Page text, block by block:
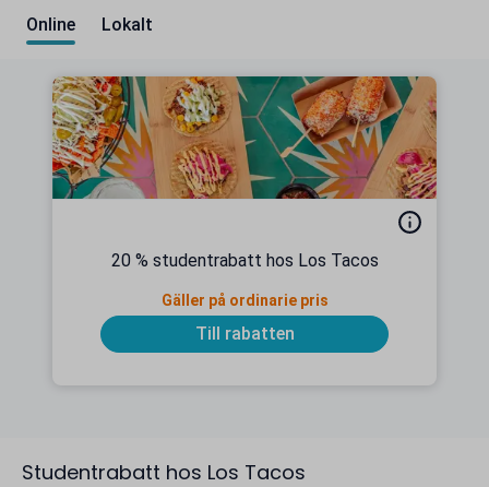
Online Lokalt
20 % studentrabatt hos Los Tacos
Gäller på ordinarie pris
Till rabatten
Studentrabatt hos Los Tacos